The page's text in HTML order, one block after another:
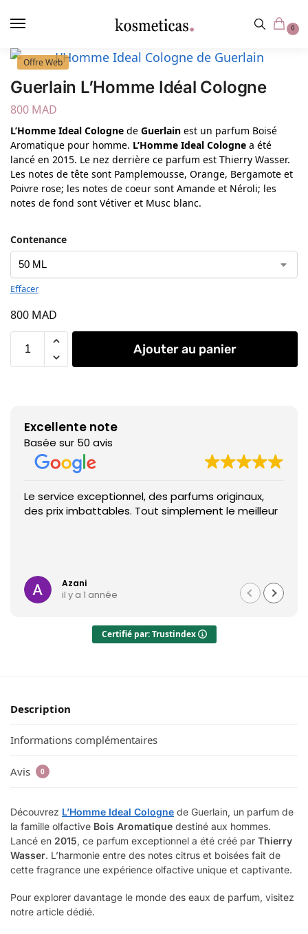
principal
0
Offre Web
Guerlain L’Homme Idéal Cologne
800 MAD
L’Homme Ideal Cologne de Guerlain est un parfum Boisé
Aromatique pour homme. L’Homme Ideal Cologne a été
lancé en 2015. Le nez derrière ce parfum est Thierry Wasser.
Les notes de tête sont Pamplemousse, Orange, Bergamote et
Poivre rose; les notes de coeur sont Amande et Néroli; les
notes de fond sont Vétiver et Musc blanc.
Contenance
Effacer
800 MAD
Ajouter au panier
Excellente note
Basée sur 50 avis
Le service exceptionnel, des parfums originaux,
des prix imbattables. Tout simplement le meilleur
Azani
il y a 1 année
Certifié par: Trustindex
Description
Informations complémentaires
Avis 0
Découvrez L’Homme Ideal Cologne de Guerlain, un parfum de
la famille olfactive Bois Aromatique destiné aux hommes.
Lancé en 2015, ce parfum exceptionnel a été créé par Thierry
Wasser. L’harmonie entre des notes citrus et boisées fait de
cette fragrance une expérience olfactive unique et captivante.
Pour explorer davantage le monde des eaux de parfum, visitez
notre article dédié.